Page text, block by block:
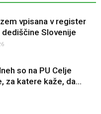
vpisana v register
Slovenije
so na PU Celje
za katere kaže, da...